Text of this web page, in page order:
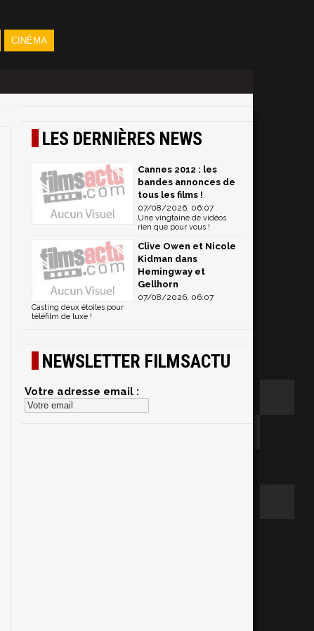
CINÉMA
LES DERNIÈRES NEWS
Cannes 2012 : les
bandes annonces de
tous les films !
07/08/2026, 06:07
Une vingtaine de vidéos
rien que pour vous !
Clive Owen et Nicole
Kidman dans
Hemingway et
Gellhorn
07/08/2026, 06:07
Casting deux étoiles pour
téléfilm de luxe !
NEWSLETTER FILMSACTU
Votre adresse email :